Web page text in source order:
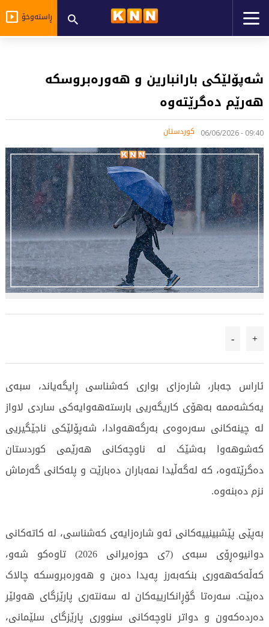
ڕاستەوخۆ
شەپۆلێکی بارانبارین و هەورەبروسکە
هەرێم دەگرێتەوە
09:40 - 06/06/2026 کوردستان
+
-
ئاراس جەبار، شارەزای بواری کەشناسی ڕایگەیاند، سبەی
یەکشەممە بەهۆی کاریگەریی بارستەهەوایەکی ساردی لاواز
لە چینەکانی سەرەوەی بەرگەهەوادا، شەپۆلێکی ناجێگیریی
کەشوهەوا بەشێک لە ناوچەکانی هەرێمی کوردستان
دەگرێتەوە، کە لەگەڵیدا نمەباران دەبارێت و پلەکانی گەرماش
نزم دەبنەوە.
بەپێی پێشبینییەکانی ئەو شارەزایەی کەشناسی، لە کاتەکانی
دوانیوەڕۆی سبەی (7ی حوزەیرانی 2026) تاوەکو شەو،
کەڵەکەهەوری بنکەبەرز پەیدا دەبن و هەورەبروسکە چالاک
دەبێت. سەرەتا گۆڕانکارییەکان لە سەنتەری پارێزگای هەولێر
دەردەکەون و دواتر ناوچەکانی سنووری پارێزگای سلێمانی،